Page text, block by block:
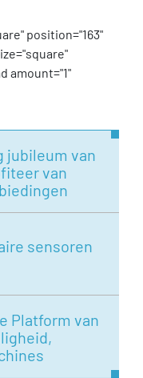
position="163"
amount="1"
jubileum van
van
sensoren
Platform van